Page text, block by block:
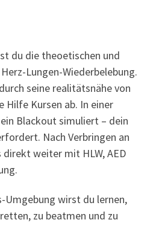
du die theoetischen und
Lungen-Wiederbelebung.
seine realitätsnähe von
Hilfe Kursen ab. In einer
Blackout simuliert – dein
Nach Verbringen an
weiter mit HLW, AED
Umgebung wirst du lernen,
zu beatmen und zu